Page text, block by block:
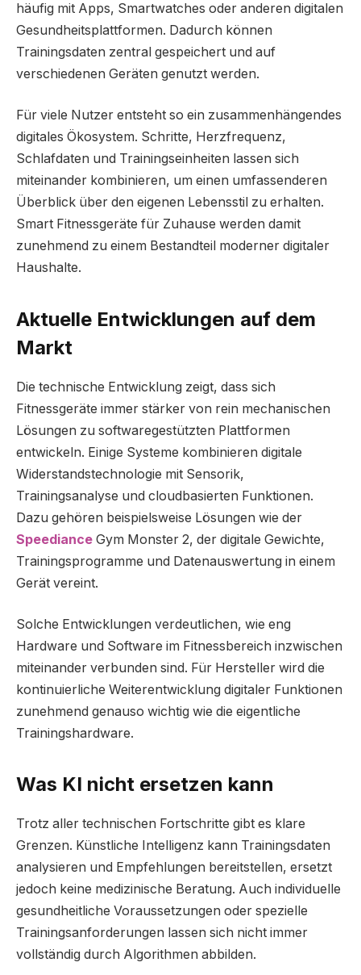
häufig mit Apps, Smartwatches oder anderen digitalen
Gesundheitsplattformen. Dadurch können
Trainingsdaten zentral gespeichert und auf
verschiedenen Geräten genutzt werden.
Für viele Nutzer entsteht so ein zusammenhängendes
digitales Ökosystem. Schritte, Herzfrequenz,
Schlafdaten und Trainingseinheiten lassen sich
miteinander kombinieren, um einen umfassenderen
Überblick über den eigenen Lebensstil zu erhalten.
Smart Fitnessgeräte für Zuhause werden damit
zunehmend zu einem Bestandteil moderner digitaler
Haushalte.
Aktuelle Entwicklungen auf dem
Markt
Die technische Entwicklung zeigt, dass sich
Fitnessgeräte immer stärker von rein mechanischen
Lösungen zu softwaregestützten Plattformen
entwickeln. Einige Systeme kombinieren digitale
Widerstandstechnologie mit Sensorik,
Trainingsanalyse und cloudbasierten Funktionen.
Dazu gehören beispielsweise Lösungen wie der
Speediance Gym Monster 2, der digitale Gewichte,
Trainingsprogramme und Datenauswertung in einem
Gerät vereint.
Solche Entwicklungen verdeutlichen, wie eng
Hardware und Software im Fitnessbereich inzwischen
miteinander verbunden sind. Für Hersteller wird die
kontinuierliche Weiterentwicklung digitaler Funktionen
zunehmend genauso wichtig wie die eigentliche
Trainingshardware.
Was KI nicht ersetzen kann
Trotz aller technischen Fortschritte gibt es klare
Grenzen. Künstliche Intelligenz kann Trainingsdaten
analysieren und Empfehlungen bereitstellen, ersetzt
jedoch keine medizinische Beratung. Auch individuelle
gesundheitliche Voraussetzungen oder spezielle
Trainingsanforderungen lassen sich nicht immer
vollständig durch Algorithmen abbilden.